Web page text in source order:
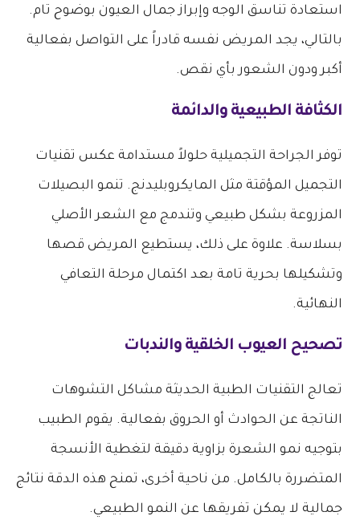
استعادة تناسق الوجه وإبراز جمال العيون بوضوح تام.
بالتالي، يجد المريض نفسه قادراً على التواصل بفعالية
أكبر ودون الشعور بأي نقص.
الكثافة الطبيعية والدائمة
توفر الجراحة التجميلية حلولاً مستدامة عكس تقنيات
التجميل المؤقتة مثل المايكروبليدنج. تنمو البصيلات
المزروعة بشكل طبيعي وتندمج مع الشعر الأصلي
بسلاسة. علاوة على ذلك، يستطيع المريض قصها
وتشكيلها بحرية تامة بعد اكتمال مرحلة التعافي
النهائية.
تصحيح العيوب الخلقية والندبات
تعالج التقنيات الطبية الحديثة مشاكل التشوهات
الناتجة عن الحوادث أو الحروق بفعالية. يقوم الطبيب
بتوجيه نمو الشعرة بزاوية دقيقة لتغطية الأنسجة
المتضررة بالكامل. من ناحية أخرى، تمنح هذه الدقة نتائج
جمالية لا يمكن تفريقها عن النمو الطبيعي.